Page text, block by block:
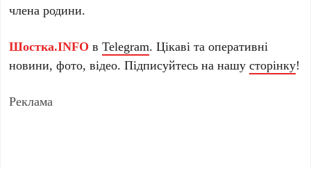
члена родини.
Шостка.INFO вTelegram. Цікаві та оперативні
новини, фото, відео. Підписуйтесь на нашусторінку!
Реклама